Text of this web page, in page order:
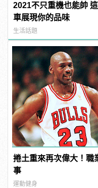
2021不只重機也能帥
車展現你的品味
生活話題
捲土重來再次偉大！職
事
運動健身